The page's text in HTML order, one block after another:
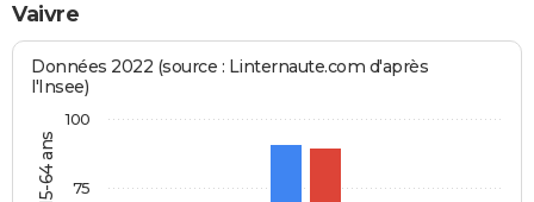
Vaivre
Données 2022 (source : Linternaute.com d'après
l'Insee)
75
100